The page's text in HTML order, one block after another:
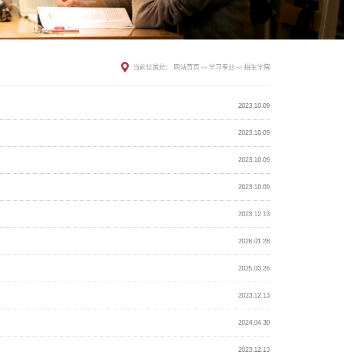
当前位置是： 网站首页 -> 学习专业 -> 招生学院
2023.10.09
2023.10.09
2023.10.09
2023.10.09
2023.12.13
2026.01.28
2025.03.26
2023.12.13
2024.04.30
2023.12.13